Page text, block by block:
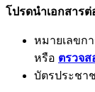
โปรดนำเอกสาร
หมายเลขกา
หรือ ตรวจ
บัตรประชา